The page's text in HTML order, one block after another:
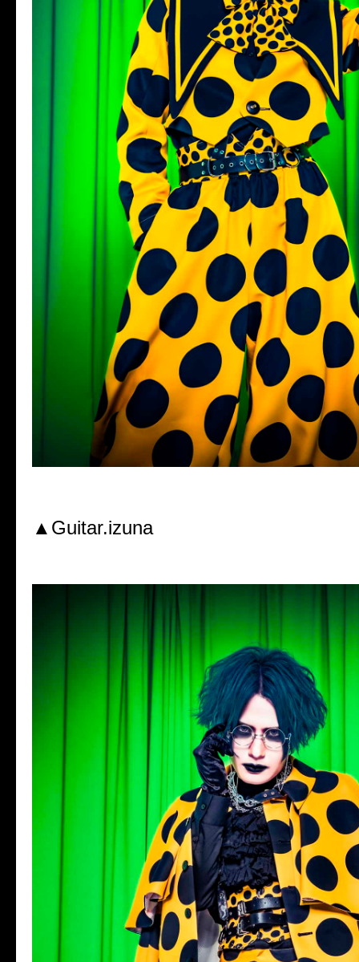
▲Guitar.izuna